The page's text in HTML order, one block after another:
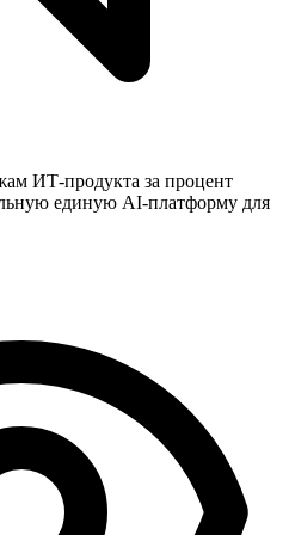
ИТ-продукта за процент
единую AI-платформу для